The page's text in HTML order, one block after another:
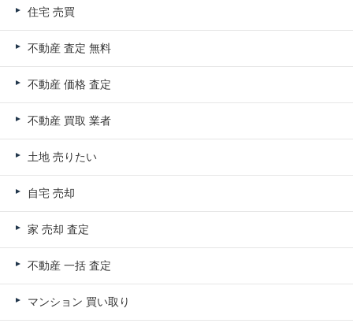
住宅 売買
不動産 査定 無料
不動産 価格 査定
不動産 買取 業者
土地 売りたい
自宅 売却
家 売却 査定
不動産 一括 査定
マンション 買い取り